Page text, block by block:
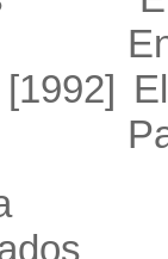
[1992]